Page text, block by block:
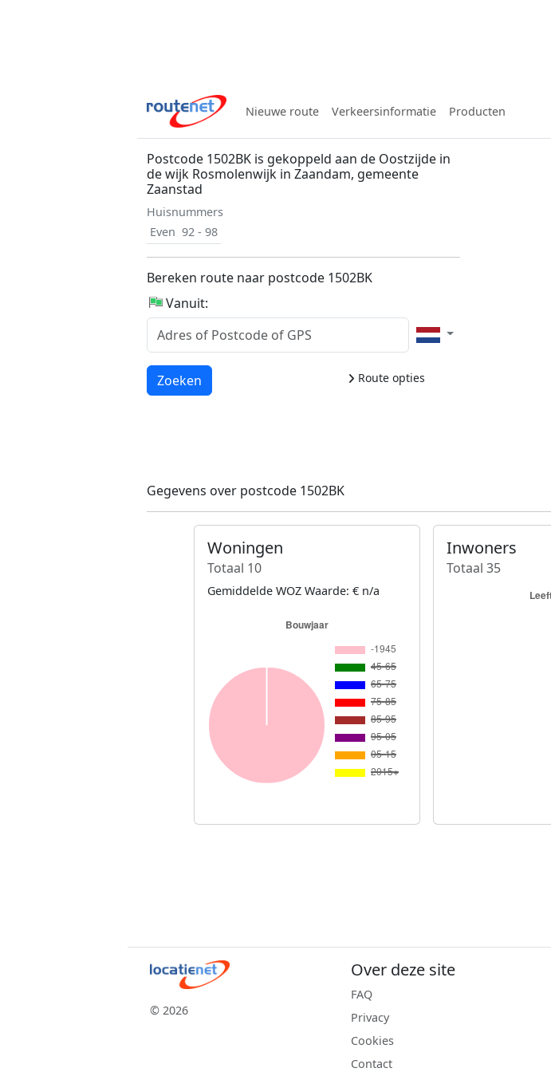
Nieuwe route Verkeersinformatie Producten
Postcode 1502BK is gekoppeld aan de Oostzijde in
de wijk Rosmolenwijk in Zaandam, gemeente
Zaanstad
Huisnummers
Even 92 - 98
Bereken route naar postcode 1502BK
Vanuit:
Route opties
Laden...
Zoeken
Gegevens over postcode 1502BK
Woningen
Totaal 10
Gemiddelde WOZ Waarde: € n/a
Inwoners
Totaal 35
© 2026
Over deze site
FAQ
Privacy
Cookies
Contact